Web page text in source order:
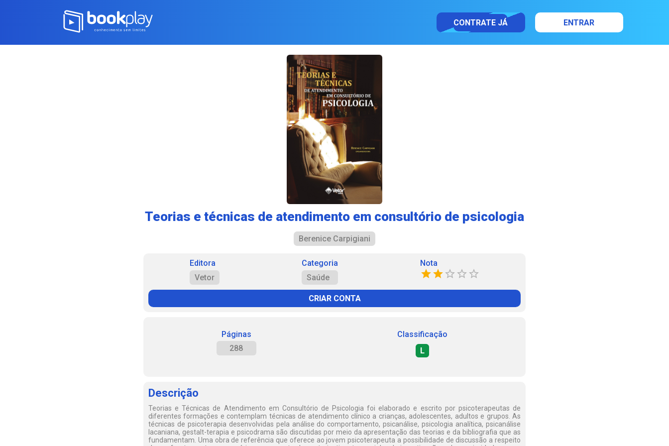
CONTRATE JÁ ENTRAR
Teorias e técnicas de atendimento em consultório de psicologia
Berenice Carpigiani
Editora
Vetor
Categoria
Saúde
Nota
CRIAR CONTA
Páginas
288
Classificação
L
Descrição
Teorias e Técnicas de Atendimento em Consultório de Psicologia foi elaborado e escrito por psicoterapeutas de
diferentes formações e contemplam técnicas de atendimento clínico a crianças, adolescentes, adultos e grupos. As
técnicas de psicoterapia desenvolvidas pela análise do comportamento, psicanálise, psicologia analítica, psicanálise
lacaniana, gestalt-terapia e psicodrama são discutidas por meio da apresentação das teorias e da bibliografia que as
fundamentam. Uma obra de referência que oferece ao jovem psicoterapeuta a possibilidade de discussão a respeito